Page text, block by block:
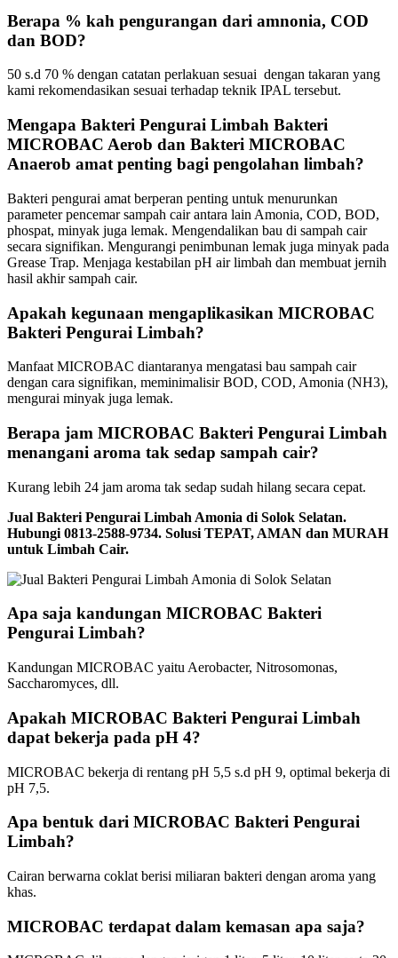
Berapa % kah pengurangan dari amnonia, COD
dan BOD?
50 s.d 70 % dengan catatan perlakuan sesuai dengan takaran yang
kami rekomendasikan sesuai terhadap teknik IPAL tersebut.
Mengapa Bakteri Pengurai Limbah Bakteri
MICROBAC Aerob dan Bakteri MICROBAC
Anaerob amat penting bagi pengolahan limbah?
Bakteri pengurai amat berperan penting untuk menurunkan
parameter pencemar sampah cair antara lain Amonia, COD, BOD,
phospat, minyak juga lemak. Mengendalikan bau di sampah cair
secara signifikan. Mengurangi penimbunan lemak juga minyak pada
Grease Trap. Menjaga kestabilan pH air limbah dan membuat jernih
hasil akhir sampah cair.
Apakah kegunaan mengaplikasikan MICROBAC
Bakteri Pengurai Limbah?
Manfaat MICROBAC diantaranya mengatasi bau sampah cair
dengan cara signifikan, meminimalisir BOD, COD, Amonia (NH3),
mengurai minyak juga lemak.
Berapa jam MICROBAC Bakteri Pengurai Limbah
menangani aroma tak sedap sampah cair?
Kurang lebih 24 jam aroma tak sedap sudah hilang secara cepat.
Jual Bakteri Pengurai Limbah Amonia di Solok Selatan.
Hubungi 0813-2588-9734. Solusi TEPAT, AMAN dan MURAH
untuk Limbah Cair.
Apa saja kandungan MICROBAC Bakteri
Pengurai Limbah?
Kandungan MICROBAC yaitu Aerobacter, Nitrosomonas,
Saccharomyces, dll.
Apakah MICROBAC Bakteri Pengurai Limbah
dapat bekerja pada pH 4?
MICROBAC bekerja di rentang pH 5,5 s.d pH 9, optimal bekerja di
pH 7,5.
Apa bentuk dari MICROBAC Bakteri Pengurai
Limbah?
Cairan berwarna coklat berisi miliaran bakteri dengan aroma yang
khas.
MICROBAC terdapat dalam kemasan apa saja?